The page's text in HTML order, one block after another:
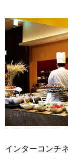
インターコンチ